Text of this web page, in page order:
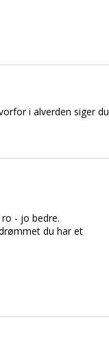
i alverden siger du
- jo bedre.
du har et